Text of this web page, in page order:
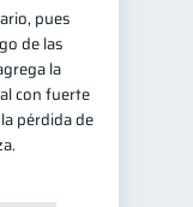
pues
de las
la
con fuerte
pérdida de